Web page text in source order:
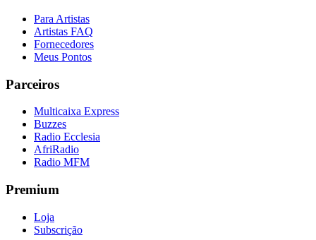
Para Artistas
Artistas FAQ
Fornecedores
Meus Pontos
Parceiros
Multicaixa Express
Buzzes
Radio Ecclesia
AfriRadio
Radio MFM
Premium
Loja
Subscrição